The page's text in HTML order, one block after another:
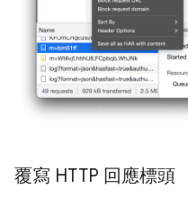
覆寫 HTTP 回應標頭